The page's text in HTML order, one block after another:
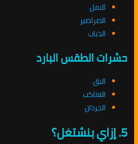
النمل
الصراصير
الذباب
حشرات الطقس البارد
البق
العناكب
الجرذان
5. إزاي بنشتغل؟